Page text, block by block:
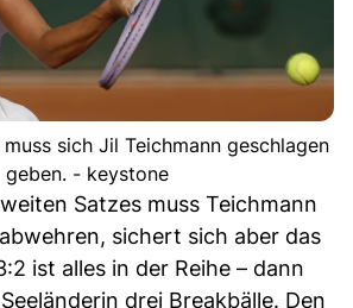
sich Jil Teichmann geschlagen
geben. - keystone
Satzes muss Teichmann
sichert sich aber das
ist alles in der Reihe – dann
drei Breakbälle. Den